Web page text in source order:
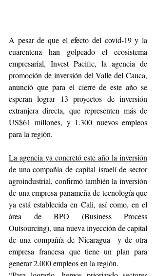
A pesar de que el efecto del covid-19 y la
cuarentena han golpeado el ecosistema
empresarial, Invest Pacific, la agencia de
promoción de inversión del Valle del Cauca,
anunció que para el cierre de este año se
esperan lograr 13 proyectos de inversión
extranjera directa, que representen más de
US$61 millones, y 1.300 nuevos empleos
para la región.
La agencia ya concretó este año la inversión
de una compañía de capital israelí de sector
agroindustrial, confirmó también la inversión
de una empresa panameña de tecnología que
ya está establecida en Cali, así como, en el
área de BPO (Business Process
Outsourcing), una nueva inyección de capital
de una compañía de Nicaragua  y de otra
empresa francesa que tiene un plan para
generar 2.000 empleos en la región.